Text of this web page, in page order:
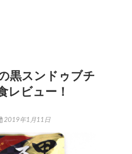
黒スンドゥブチ
レビュー！
2019年1月11日